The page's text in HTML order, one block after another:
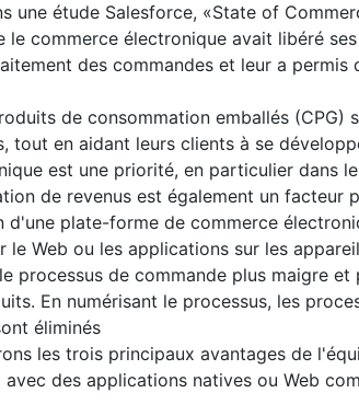
une étude Salesforce, «State of
le commerce électronique avait libéré
des commandes et leur a permis
de consommation emballés (CPG)
tout en aidant leurs clients à se
est une priorité, en particulier dans
de revenus est également un facteur
d'une plate-forme de commerce
le Web ou les applications sur les
processus de commande plus maigre et
En numérisant le processus, les
éliminés
les trois principaux avantages de
des applications natives ou Web